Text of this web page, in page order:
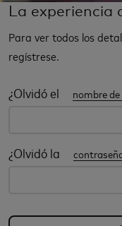
La experiencia
Para ver todos los
regístrese.
¿Olvidó el nombre
¿Olvidó la